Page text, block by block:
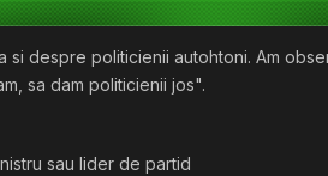
si despre politicienii autohtoni. Am
sa dam politicienii jos".
sau lider de partid